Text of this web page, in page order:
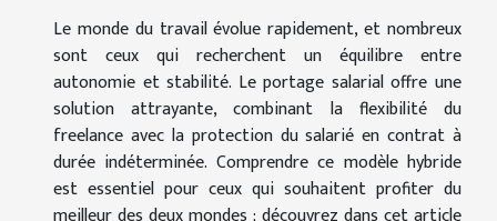
Le monde du travail évolue rapidement, et nombreux
sont ceux qui recherchent un équilibre entre
autonomie et stabilité. Le portage salarial offre une
solution attrayante, combinant la flexibilité du
freelance avec la protection du salarié en contrat à
durée indéterminée. Comprendre ce modèle hybride
est essentiel pour ceux qui souhaitent profiter du